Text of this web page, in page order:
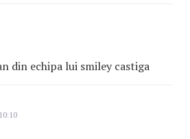
din echipa lui smiley castiga